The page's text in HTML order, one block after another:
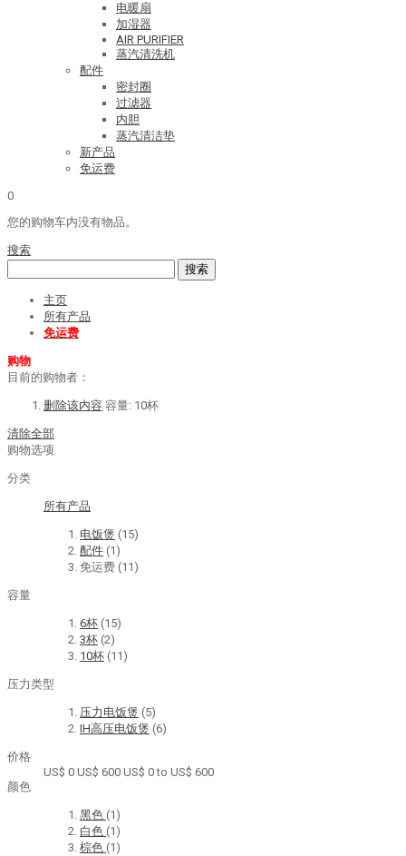
电暖扇
加湿器
AIR PURIFIER
蒸汽清洗机
配件
密封圈
过滤器
内胆
蒸汽清洁垫
新产品
免运费
0
您的购物车内没有物品。
搜索
搜索
主页
所有产品
免运费
购物
目前的购物者：
删除该内容 容量: 10杯
清除全部
购物选项
分类
所有产品
电饭煲 (15)
配件 (1)
免运费 (11)
容量
6杯 (15)
3杯 (2)
10杯 (11)
压力类型
压力电饭煲 (5)
IH高压电饭煲 (6)
价格
US$ 0 US$ 600 US$ 0 to US$ 600
颜色
黑色 (1)
白色 (1)
棕色 (1)